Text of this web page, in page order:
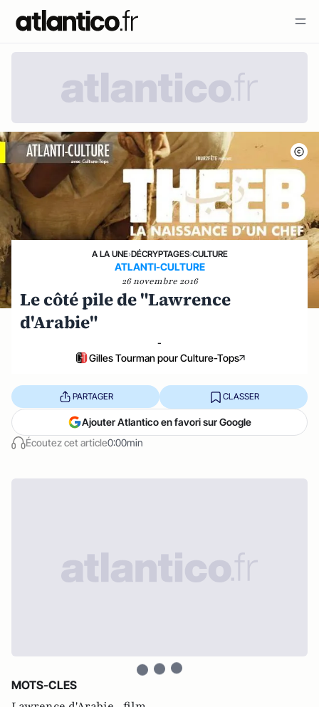
A LA UNE›DÉCRYPTAGES›CULTURE
ATLANTI-CULTURE
26 novembre 2016
Le côté pile de "Lawrence
d'Arabie"
-
Gilles Tourman pour Culture-Tops
Écoutez cet article0:00min
PARTAGER CLASSER
Ajouter Atlantico en favori sur Google
MOTS-CLES